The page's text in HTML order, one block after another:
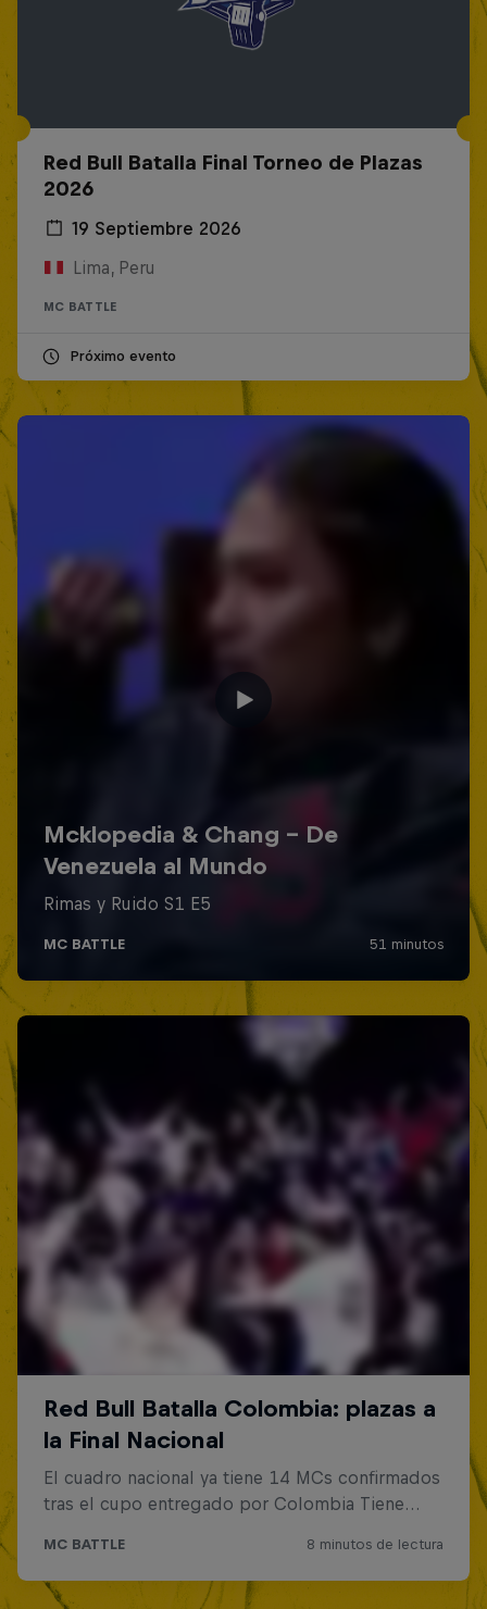
Red Bull Batalla Final Torneo de Plazas
2026
19 Septiembre 2026
Lima, Peru
MC BATTLE
Próximo evento